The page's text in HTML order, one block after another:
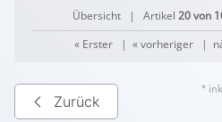
Übersicht| Artikel 20 von
« Erster| « vorheriger|
Zurück
*